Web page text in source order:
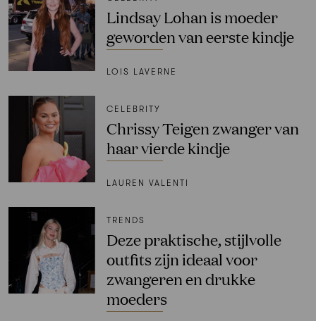
Lindsay Lohan is moeder
geworden van eerste kindje
LOIS LAVERNE
CELEBRITY
Chrissy Teigen zwanger van
haar vierde kindje
LAUREN VALENTI
TRENDS
Deze praktische, stijlvolle
outfits zijn ideaal voor
zwangeren en drukke
moeders